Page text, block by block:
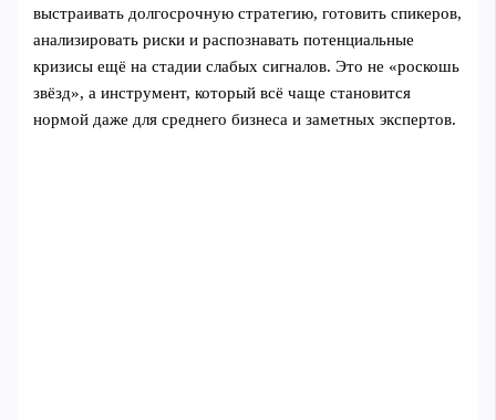
выстраивать долгосрочную стратегию, готовить спикеров,
анализировать риски и распознавать потенциальные
кризисы ещё на стадии слабых сигналов. Это не «роскошь
звёзд», а инструмент, который всё чаще становится
нормой даже для среднего бизнеса и заметных экспертов.